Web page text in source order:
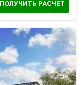
ПОЛУЧИТЬ РАСЧЕТ